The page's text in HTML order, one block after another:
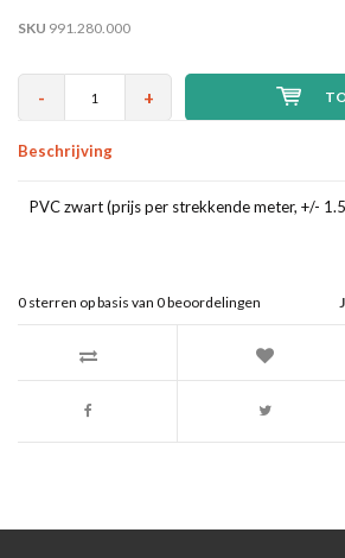
SKU 991.280.000
- +
Beschrijving
PVC zwart (prijs per strekkende meter, +/-
0 sterren op basis van 0beoordelingen